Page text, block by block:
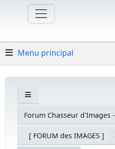
Menu principal
Forum Chasseur d'Images
[ FORUM des IMAGES ]